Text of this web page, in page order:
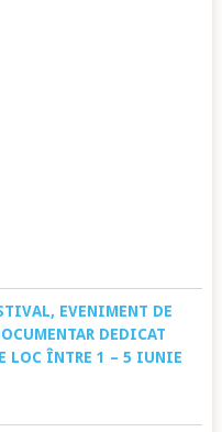
EVENIMENT DE
DEDICAT
LOC ÎNTRE 1 – 5 IUNIE